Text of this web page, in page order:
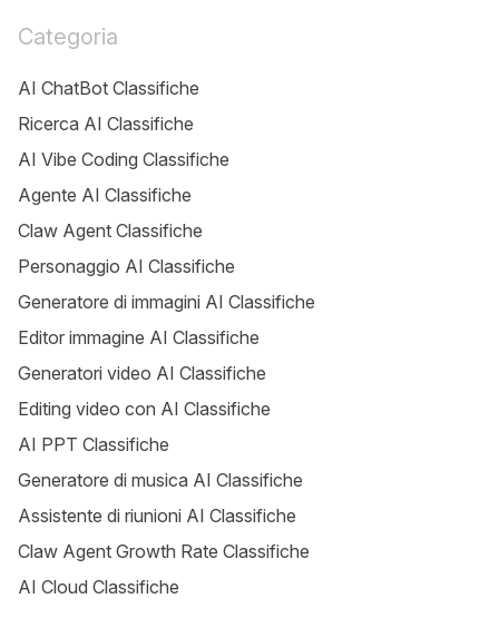
Categoria
AI ChatBot Classifiche
Ricerca AI Classifiche
AI Vibe Coding Classifiche
Agente AI Classifiche
Claw Agent Classifiche
Personaggio AI Classifiche
Generatore di immagini AI Classifiche
Editor immagine AI Classifiche
Generatori video AI Classifiche
Editing video con AI Classifiche
AI PPT Classifiche
Generatore di musica AI Classifiche
Assistente di riunioni AI Classifiche
Claw Agent Growth Rate Classifiche
AI Cloud Classifiche